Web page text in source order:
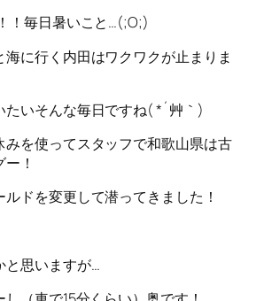
！毎日暑いこと…(;O;)
に行く内田はワクワクが止まりま
たいそんな毎日ですね( *´艸｀)
みを使ってスタッフで和歌山県は古
！
ドを変更して潜ってきました！
と思いますが…